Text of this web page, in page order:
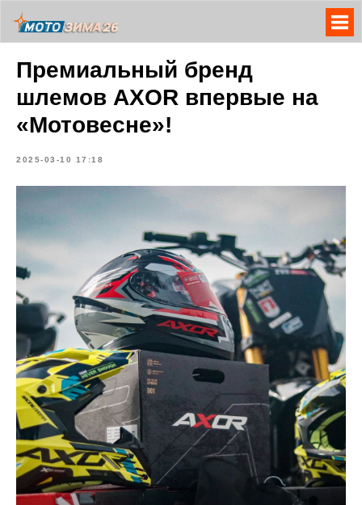
Премиальный бренд
шлемов AXOR впервые на
«Мотовесне»!
2025-03-10 17:18